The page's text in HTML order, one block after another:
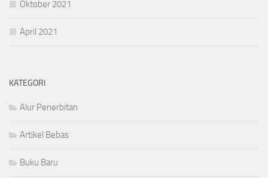
Oktober 2021
April 2021
KATEGORI
Alur Penerbitan
Artikel Bebas
Buku Baru